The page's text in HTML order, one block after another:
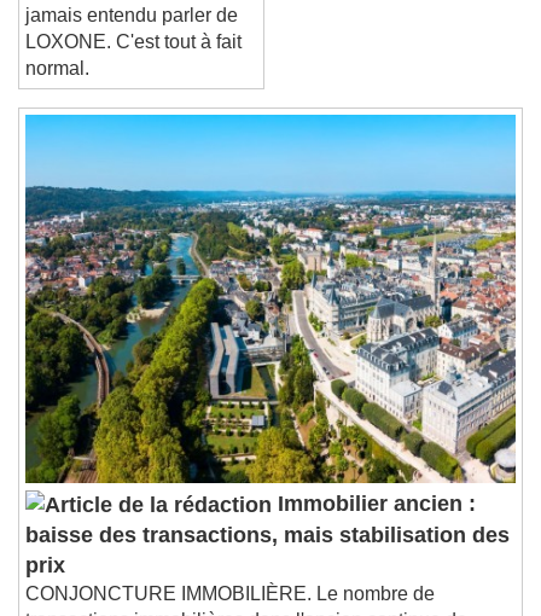
Font Family
Reset
Done
Close Modal Dialog
Vous n'avez peut-être
jamais entendu parler de
LOXONE. C'est tout à fait
normal.
Immobilier ancien :
baisse des transactions, mais stabilisation des
prix
CONJONCTURE IMMOBILIÈRE. Le nombre de